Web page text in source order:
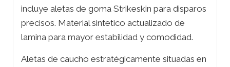
incluye aletas de goma Strikeskin para disparos
precisos. Material sintetico actualizado de
lamina para mayor estabilidad y comodidad.
Aletas de caucho estratégicamente situadas en